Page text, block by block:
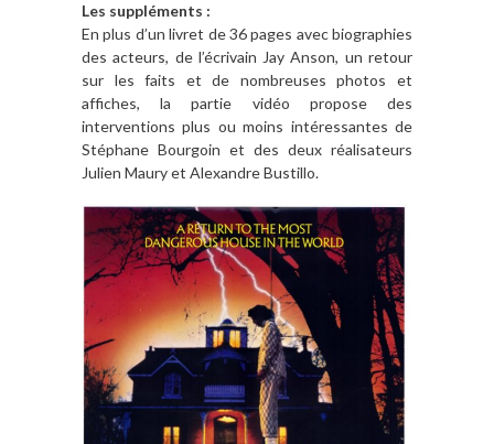
Les suppléments :
En plus d’un livret de 36 pages avec biographies
des acteurs, de l’écrivain Jay Anson, un retour
sur les faits et de nombreuses photos et
affiches, la partie vidéo propose des
interventions plus ou moins intéressantes de
Stéphane Bourgoin et des deux réalisateurs
Julien Maury et Alexandre Bustillo.